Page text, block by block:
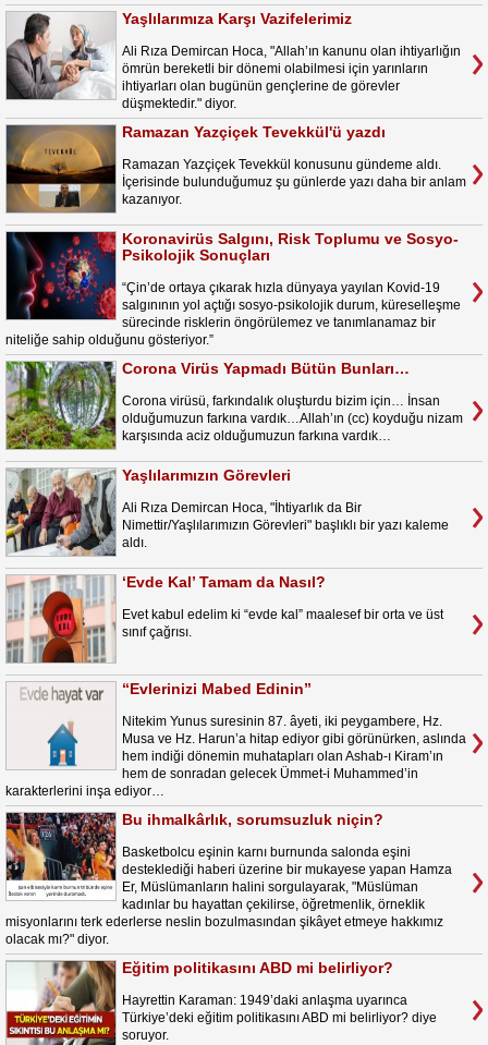
Yaşlılarımıza Karşı Vazifelerimiz
Ali Rıza Demircan Hoca, "Allah’ın kanunu olan ihtiyarlığın
ömrün bereketli bir dönemi olabilmesi için yarınların
ihtiyarları olan bugünün gençlerine de görevler
düşmektedir." diyor.
Ramazan Yazçiçek Tevekkül'ü yazdı
Ramazan Yazçiçek Tevekkül konusunu gündeme aldı.
İçerisinde bulunduğumuz şu günlerde yazı daha bir anlam
kazanıyor.
Koronavirüs Salgını, Risk Toplumu ve Sosyo-
Psikolojik Sonuçları
“Çin’de ortaya çıkarak hızla dünyaya yayılan Kovid-19
salgınının yol açtığı sosyo-psikolojik durum, küreselleşme
sürecinde risklerin öngörülemez ve tanımlanamaz bir
niteliğe sahip olduğunu gösteriyor.”
Corona Virüs Yapmadı Bütün Bunları…
Corona virüsü, farkındalık oluşturdu bizim için… İnsan
olduğumuzun farkına vardık…Allah’ın (cc) koyduğu nizam
karşısında aciz olduğumuzun farkına vardık…
Yaşlılarımızın Görevleri
Ali Rıza Demircan Hoca, "İhtiyarlık da Bir
Nimettir/Yaşlılarımızın Görevleri" başlıklı bir yazı kaleme
aldı.
‘Evde Kal’ Tamam da Nasıl?
Evet kabul edelim ki “evde kal” maalesef bir orta ve üst
sınıf çağrısı.
“Evlerinizi Mabed Edinin”
Nitekim Yunus suresinin 87. âyeti, iki peygambere, Hz.
Musa ve Hz. Harun’a hitap ediyor gibi görünürken, aslında
hem indiği dönemin muhatapları olan Ashab-ı Kiram’ın
hem de sonradan gelecek Ümmet-i Muhammed’in
karakterlerini inşa ediyor…
Bu ihmalkârlık, sorumsuzluk niçin?
Basketbolcu eşinin karnı burnunda salonda eşini
desteklediği haberi üzerine bir mukayese yapan Hamza
Er, Müslümanların halini sorgulayarak, "Müslüman
kadınlar bu hayattan çekilirse, öğretmenlik, örneklik
misyonlarını terk ederlerse neslin bozulmasından şikâyet etmeye hakkımız
olacak mı?" diyor.
Eğitim politikasını ABD mi belirliyor?
Hayrettin Karaman: 1949’daki anlaşma uyarınca
Türkiye’deki eğitim politikasını ABD mi belirliyor? diye
soruyor.